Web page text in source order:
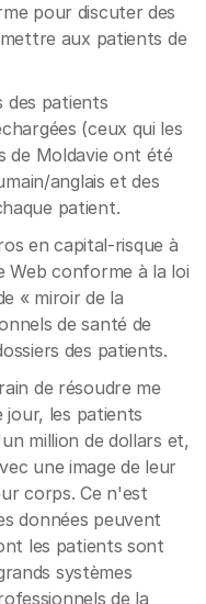
pour discuter des
aux patients de
des patients
(ceux qui les
de Moldavie ont été
anglais et des
patient.
en capital-risque à
Web conforme à la loi
« miroir de la
de santé de
des patients.
de résoudre me
jour, les patients
million de dollars et,
une image de leur
corps. Ce n'est
données peuvent
les patients sont
systèmes
de la